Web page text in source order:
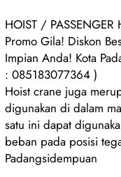
HOIST / PASSENGER
Promo Gila! Diskon
Impian Anda! Kota
: 085183077364 )
Hoist crane juga
digunakan di dalam
satu ini dapat
beban pada posisi
Padangsidempuan